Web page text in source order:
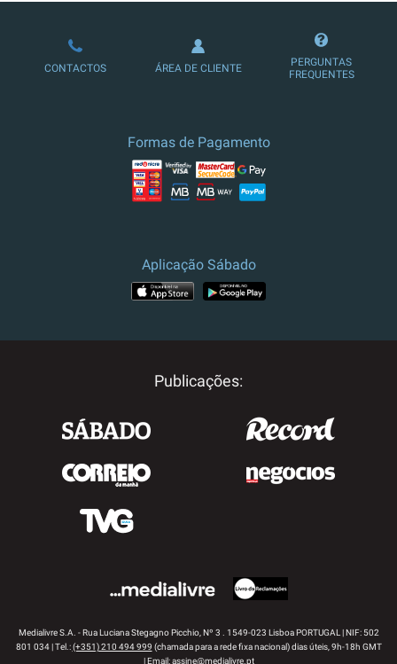
LOJA DE ASSINATURAS
CONTACTOS ÁREA DE CLIENTE
PERGUNTAS
FREQUENTES
Formas de Pagamento
Aplicação Sábado
Publicações:
Medialivre S.A. - Rua Luciana Stegagno Picchio, Nº 3 . 1549-023 Lisboa PORTUGAL | NIF: 502
801 034 | Tel.:(+351) 210 494 999 (chamada para a rede fixa nacional) dias úteis, 9h-18h GMT
| Email:assine@medialivre.pt